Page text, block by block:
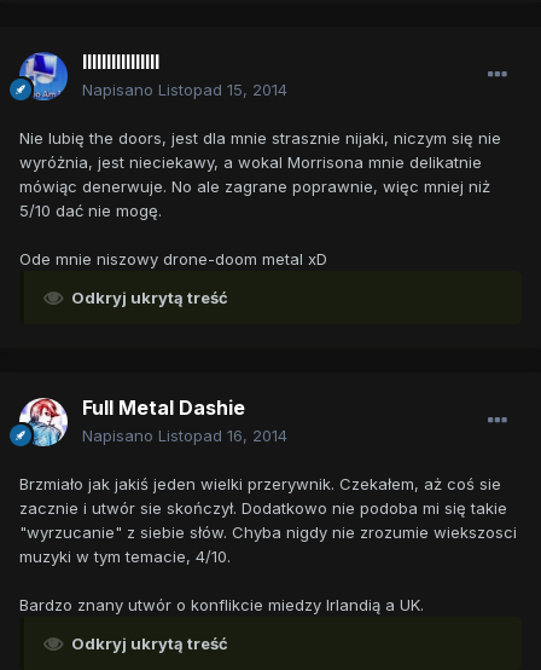
llllllllllllllll
Napisano Listopad 15, 2014
Nie lubię the doors, jest dla mnie strasznie nijaki, niczym się nie
wyróżnia, jest nieciekawy, a wokal Morrisona mnie delikatnie
mówiąc denerwuje. No ale zagrane poprawnie, więc mniej niż
5/10 dać nie mogę.
Ode mnie niszowy drone-doom metal xD
Odkryj ukrytą treść
Full Metal Dashie
Napisano Listopad 16, 2014
Brzmiało jak jakiś jeden wielki przerywnik. Czekałem, aż coś sie
zacznie i utwór sie skończył. Dodatkowo nie podoba mi się takie
"wyrzucanie" z siebie słów. Chyba nigdy nie zrozumie wiekszosci
muzyki w tym temacie, 4/10.
Bardzo znany utwór o konflikcie miedzy Irlandią a UK.
Odkryj ukrytą treść